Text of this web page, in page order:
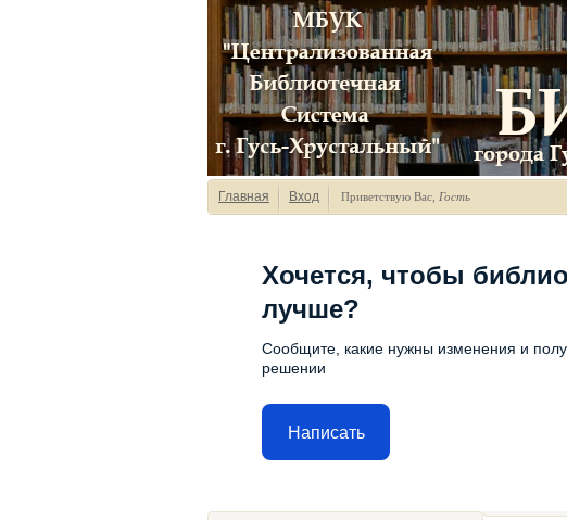
Главная Вход Приветствую Вас Гость
Хочется, чтобы
лучше?
Сообщите, какие нужны изменения и
решении
Написать